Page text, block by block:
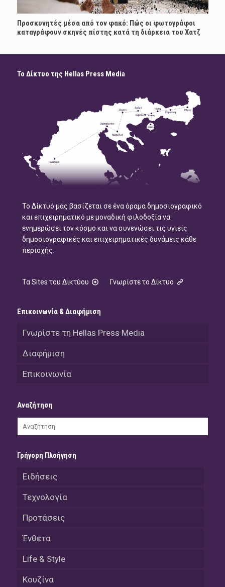
Προσκυνητές μέσα από τον φακό: Πώς οι φωτογράφοι
καταγράφουν σκηνές πίστης κατά τη διάρκεια του Χατζ
Το Δίκτυο της Hellas Press Media
Το Δίκτυό μας βασίζεται σε ένα όραμα δημοσιογραφικό
και επιχειρηματικό με μοναδική φιλοδοξία να
ενημερώσει τον κόσμο και να συνενώσει τις υγιείς
δημοσιογραφικές και επιχειρηματικές δυνάμεις κάθε
περιοχής.
Τα Sites του Δικτύου Γνωρίστε το Δίκτυο
Επικοινωνία & Διαφήμιση
Γνωρίστε τη Hellas Press Media
Διαφήμιση
Επικοινωνία
Αναζήτηση
Γρήγορη Πλοήγηση
Ειδήσεις
Τεχνολογία
Προτάσεις
Ένθετα
Life & Style
Κουζίνα